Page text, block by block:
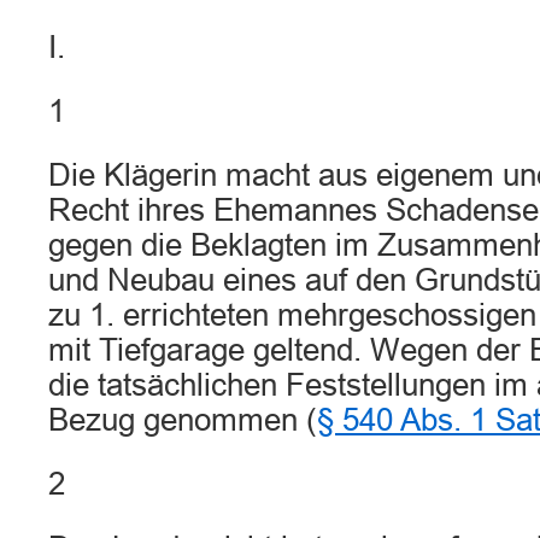
I.
1
Die Klägerin macht aus eigenem
Recht ihres Ehemannes
gegen die Beklagten im
und Neubau eines auf den
zu 1. errichteten
mit Tiefgarage geltend. Wegen der
die tatsächlichen Feststellungen
Bezug genommen (§ 540 Abs. 1
2